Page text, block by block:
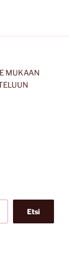
MUKAAN
Etsi